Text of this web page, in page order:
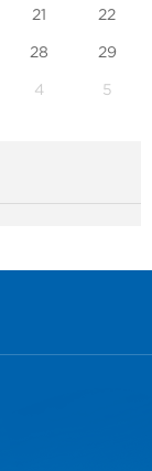
21 22
28 29
4 5